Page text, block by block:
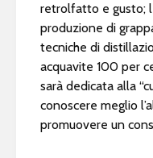
retrolfatto e gusto;
produzione di
tecniche di
acquavite 100 per
sarà dedicata alla
conoscere meglio
promuovere un